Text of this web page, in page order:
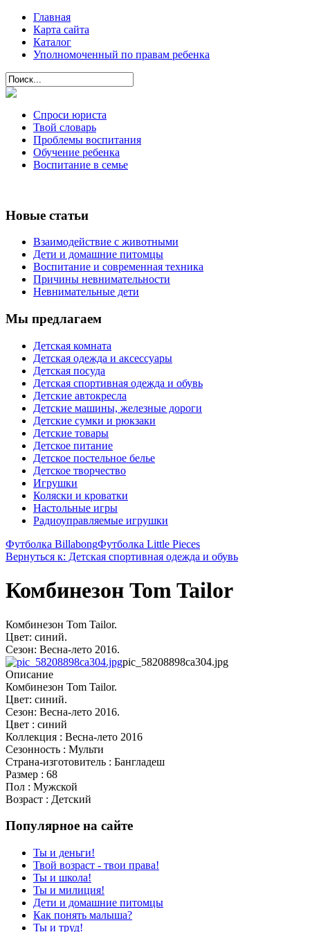
Главная
Карта сайта
Каталог
Уполномоченный по правам ребенка
Спроси юриста
Твой словарь
Проблемы воспитания
Обучение ребенка
Воспитание в семье
Новые статьи
Взаимодействие с животными
Дети и домашние питомцы
Воспитание и современная техника
Причины невнимательности
Невнимательные дети
Мы предлагаем
Детская комната
Детская одежда и аксессуары
Детская посуда
Детская спортивная одежда и обувь
Детские автокресла
Детские машины, железные дороги
Детские сумки и рюкзаки
Детские товары
Детское питание
Детское постельное белье
Детское творчество
Игрушки
Коляски и кроватки
Настольные игры
Радиоуправляемые игрушки
Футболка BillabongФутболка Little Pieces
Вернуться к: Детская спортивная одежда и обувь
Комбинезон Tom Tailor
Комбинезон Tom Tailor.
Цвет: синий.
Сезон: Весна-лето 2016.
pic_58208898ca304.jpg
Описание
Комбинезон Tom Tailor.
Цвет: синий.
Сезон: Весна-лето 2016.
Цвет : синий
Коллекция : Весна-лето 2016
Сезонность : Мульти
Страна-изготовитель : Бангладеш
Размер : 68
Пол : Мужской
Возраст : Детский
Популярное на сайте
Ты и деньги!
Твой возраст - твои права!
Ты и школа!
Ты и милиция!
Дети и домашние питомцы
Как понять малыша?
Ты и труд!